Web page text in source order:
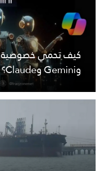
وGemini وClaude؟ نصائح مهمة